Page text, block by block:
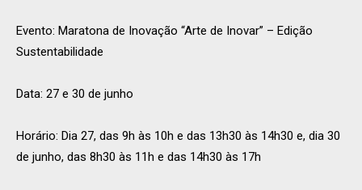
Evento: Maratona de Inovação “Arte de Inovar” – Edição
Sustentabilidade
Data: 27 e 30 de junho
Horário: Dia 27, das 9h às 10h e das 13h30 às 14h30 e, dia 30
de junho, das 8h30 às 11h e das 14h30 às 17h